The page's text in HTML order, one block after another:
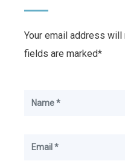
Your email address
fields are marked*